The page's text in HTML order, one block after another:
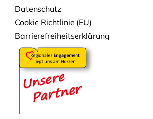
Datenschutz
Cookie Richtlinie (EU)
Barrierefreiheitserklärung